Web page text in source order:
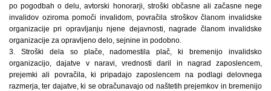
po pogodbah o delu, avtorski honorarji, stroški občasne ali začasne nege
invalidov oziroma pomoči invalidom, povračila stroškov članom invalidske
organizacije pri opravljanju njene dejavnosti, nagrade članom invalidske
organizacije za opravljeno delo, sejnine in podobno.
3. Stroški dela so plače, nadomestila plač, ki bremenijo invalidsko
organizacijo, dajatve v naravi, vrednosti daril in nagrad zaposlencem,
prejemki ali povračila, ki pripadajo zaposlencem na podlagi delovnega
razmerja, ter dajatve, ki se obračunavajo od naštetih prejemkov in bremenijo